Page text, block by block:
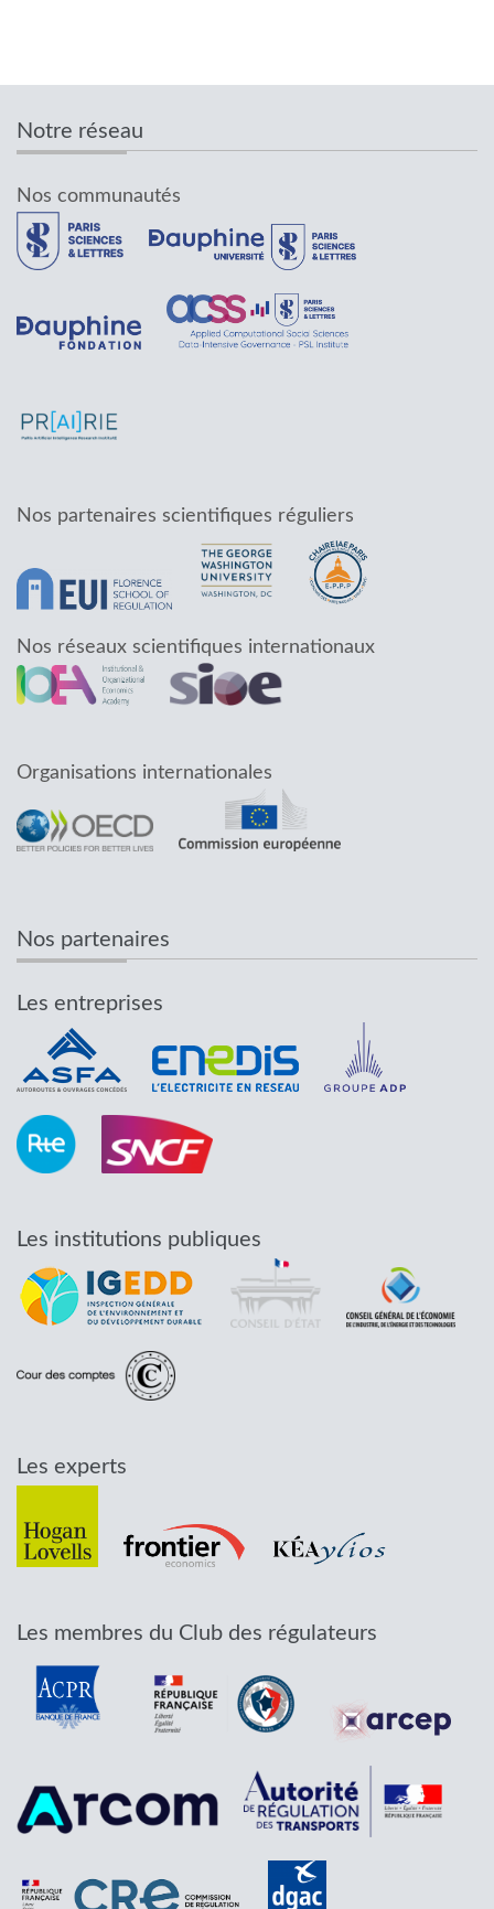
Notre réseau
Nos communautés
Nos partenaires scientifiques réguliers
Nos réseaux scientifiques internationaux
Organisations internationales
Nos partenaires
Les entreprises
Les institutions publiques
Les experts
Les membres du Club des régulateurs